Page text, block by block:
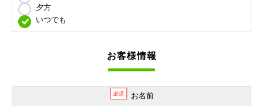
夕方
いつでも
お客様情報
必須 お名前